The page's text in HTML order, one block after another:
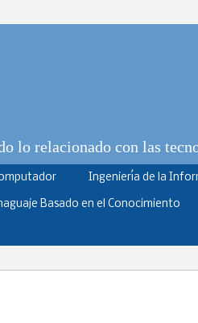
lo relacionado con las
Ingeniería de la
Basado en el Conocimiento